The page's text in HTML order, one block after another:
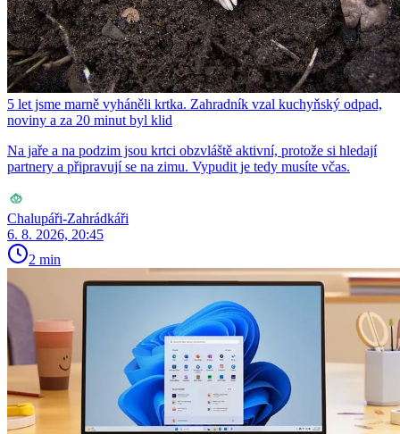
5 let jsme marně vyháněli krtka. Zahradník vzal kuchyňský odpad,
noviny a za 20 minut byl klid
Na jaře a na podzim jsou krtci obzvláště aktivní, protože si hledají
partnery a připravují se na zimu. Vypudit je tedy musíte včas.
Chalupáři-Zahrádkáři
6. 8. 2026, 20:45
2 min